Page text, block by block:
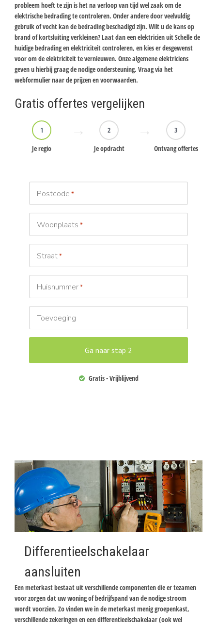
probleem hoeft te zijn is het na verloop van tijd wel zaak om de
elektrische bedrading te controleren. Onder andere door veelvuldig
gebruik of vocht kan de bedrading beschadigd zijn. Wilt u de kans op
brand of kortsluiting verkleinen? Laat dan een elektricien uit Schelle de
huidige bedrading en elektriciteit controleren, en kies er desgewenst
voor om de elektriciteit te vernieuwen. Onze algemene elektriciens
geven u hierbij graag de nodige ondersteuning. Vraag via het
webformulier naar de prijzen en voorwaarden.
Gratis offertes vergelijken
1
Je regio
2
Je opdracht
3
Ontvang offertes
Postcode *
Woonplaats *
Straat*
Huisnummer*
Toevoeging
Gratis - Vrijblijvend
Differentieelschakelaar
aansluiten
Een meterkast bestaat uit verschillende componenten die er tezamen
voor zorgen dat uw woning of bedrijfspand van de nodige stroom
wordt voorzien. Zo vinden we in de meterkast menig groepenkast,
verschillende zekeringen en een differentieelschakelaar (ook wel